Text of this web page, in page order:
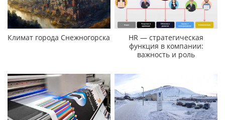
Климат города Снежногорска
HR — стратегическая
функция в компании:
важность и роль